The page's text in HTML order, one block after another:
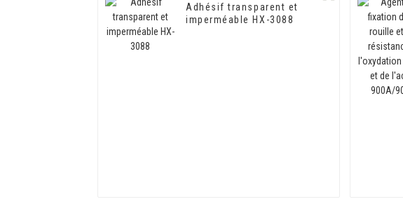
Adhésif transparent et
imperméable HX-3088